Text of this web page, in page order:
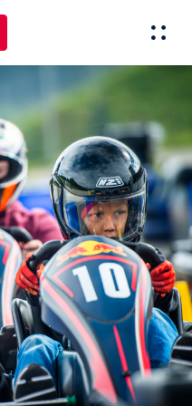
Erlebnisse
Alle anzeigen
Alle anzeigen